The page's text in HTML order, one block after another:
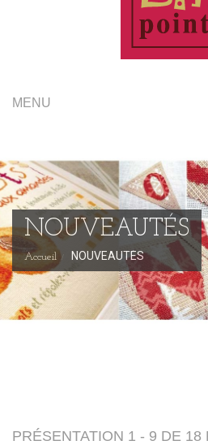
MENU
NOUVEAUTÉS
Accueil NOUVEAUTÉS
PRÉSENTATION 1 - 9 DE 18